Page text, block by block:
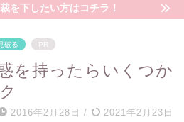
を下したい方はコチラ！
破る PR
を持ったらいくつか
2016年2月28日 / 2021年2月23日